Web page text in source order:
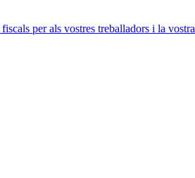
per als vostres treballadors i la